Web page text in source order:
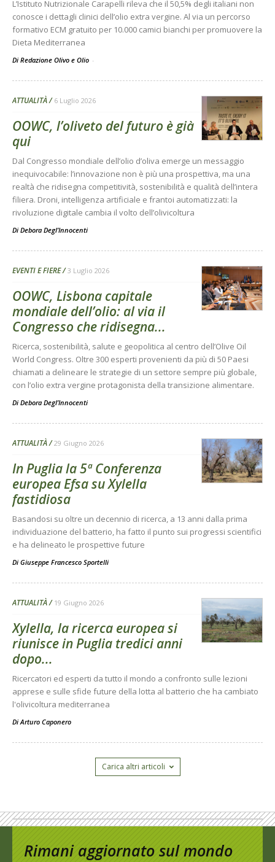
L’Istituto Nutrizionale Carapelli rileva che il 50,5% degli italiani non
conosce i dettagli clinici dell’olio extra vergine. Al via un percorso
formativo ECM gratuito per 10.000 camici bianchi per promuovere la
Dieta Mediterranea
Di Redazione Olivo e Olio -
ATTUALITÀ 6 Luglio 2026
OOWC, l’oliveto del futuro è già
qui
Dal Congresso mondiale dell’olio d’oliva emerge un messaggio
inequivocabile: l’innovazione non è più una prospettiva, ma una
realtà che ridisegna competitività, sostenibilità e qualità dell’intera
filiera. Droni, intelligenza artificiale e frantoi automatizzati: la
rivoluzione digitale cambia il volto dell’olivicoltura
Di Debora Degl’Innocenti
EVENTI E FIERE 3 Luglio 2026
OOWC, Lisbona capitale
mondiale dell’olio: al via il
Congresso che ridisegna...
Ricerca, sostenibilità, salute e geopolitica al centro dell’Olive Oil
World Congress. Oltre 300 esperti provenienti da più di 50 Paesi
chiamati a delineare le strategie di un settore sempre più globale,
con l’olio extra vergine protagonista della transizione alimentare.
Di Debora Degl’Innocenti
ATTUALITÀ 29 Giugno 2026
In Puglia la 5ª Conferenza
europea Efsa su Xylella
fastidiosa
Basandosi su oltre un decennio di ricerca, a 13 anni dalla prima
individuazione del batterio, ha fatto il punto sui progressi scientifici
e ha delineato le prospettive future
Di Giuseppe Francesco Sportelli
ATTUALITÀ 19 Giugno 2026
Xylella, la ricerca europea si
riunisce in Puglia tredici anni
dopo...
Ricercatori ed esperti da tutto il mondo a confronto sulle lezioni
apprese e sulle sfide future della lotta al batterio che ha cambiato
l'olivicoltura mediterranea
DiArturo Caponero
Carica altri articoli
Rimani aggiornato sul mondo